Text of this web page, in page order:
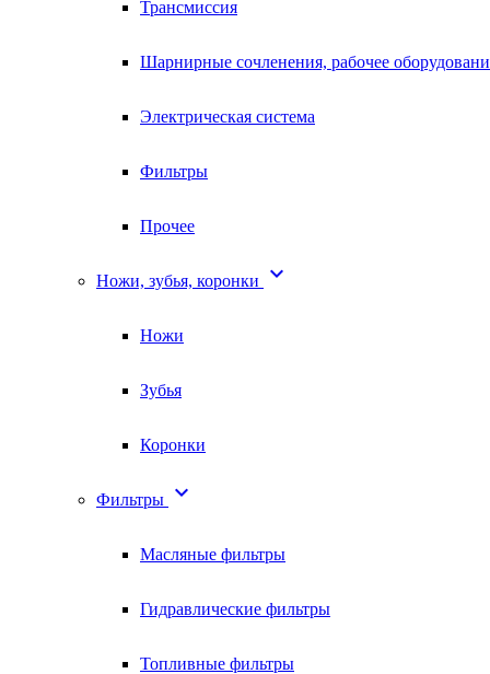
Трансмиссия
Шарнирные сочленения, рабочее
Электрическая система
Фильтры
Прочее
Ножи, зубья, коронки 
Ножи
Зубья
Коронки
Фильтры 
Масляные фильтры
Гидравлические фильтры
Топливные фильтры